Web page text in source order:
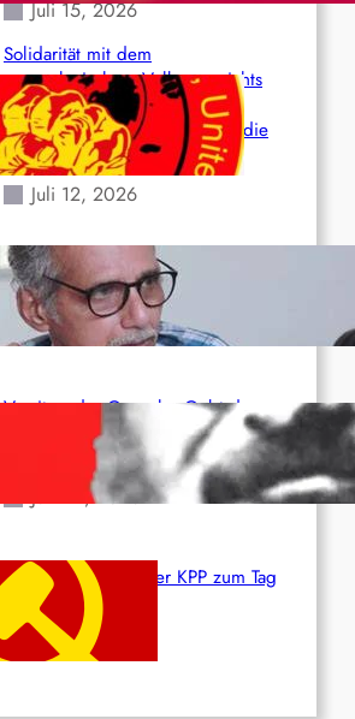
Juli 15, 2026
Solidarität mit dem
venezolanischem Volk angesichts
der verlorenen Leben und der
katastrophalen Situation durch die
Erdbeben des 24. Juni!
Juli 12, 2026
Indien: „Die Politik der
Kapitulation“ von K. Murali (Ajith)
Juli 1, 2026
Vorsitzender Gonzalo: Gebt das
Leben für die Partei und die
Juni 19, 2026
Beschluss des ZK der KPP zum Tag
des Heldentums
Juni 19, 2026